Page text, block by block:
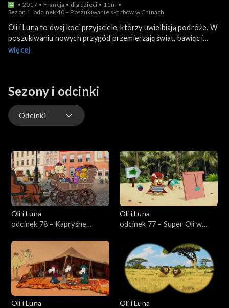
2017 Francja dla dzieci
11m
Sezon 1, odcinek 40 – Poszukiwanie skarbów w Chinach
Oli i Luna to dwaj koci przyjaciele, którzy uwielbiają podróże. W
poszukiwaniu nowych przygód przemierzają świat, bawiąc i
ucząc się jednocześnie.
więcej
Sezony i odcinki
Odcinki
Oli i Luna
odcinek 78 – Kapryśne
Oli i Luna
odcinek 77 – Super Oli w
Oli i Luna
Oli i Luna